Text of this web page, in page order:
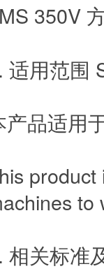
350V
适用范围
产品适用
product
to
相关标准